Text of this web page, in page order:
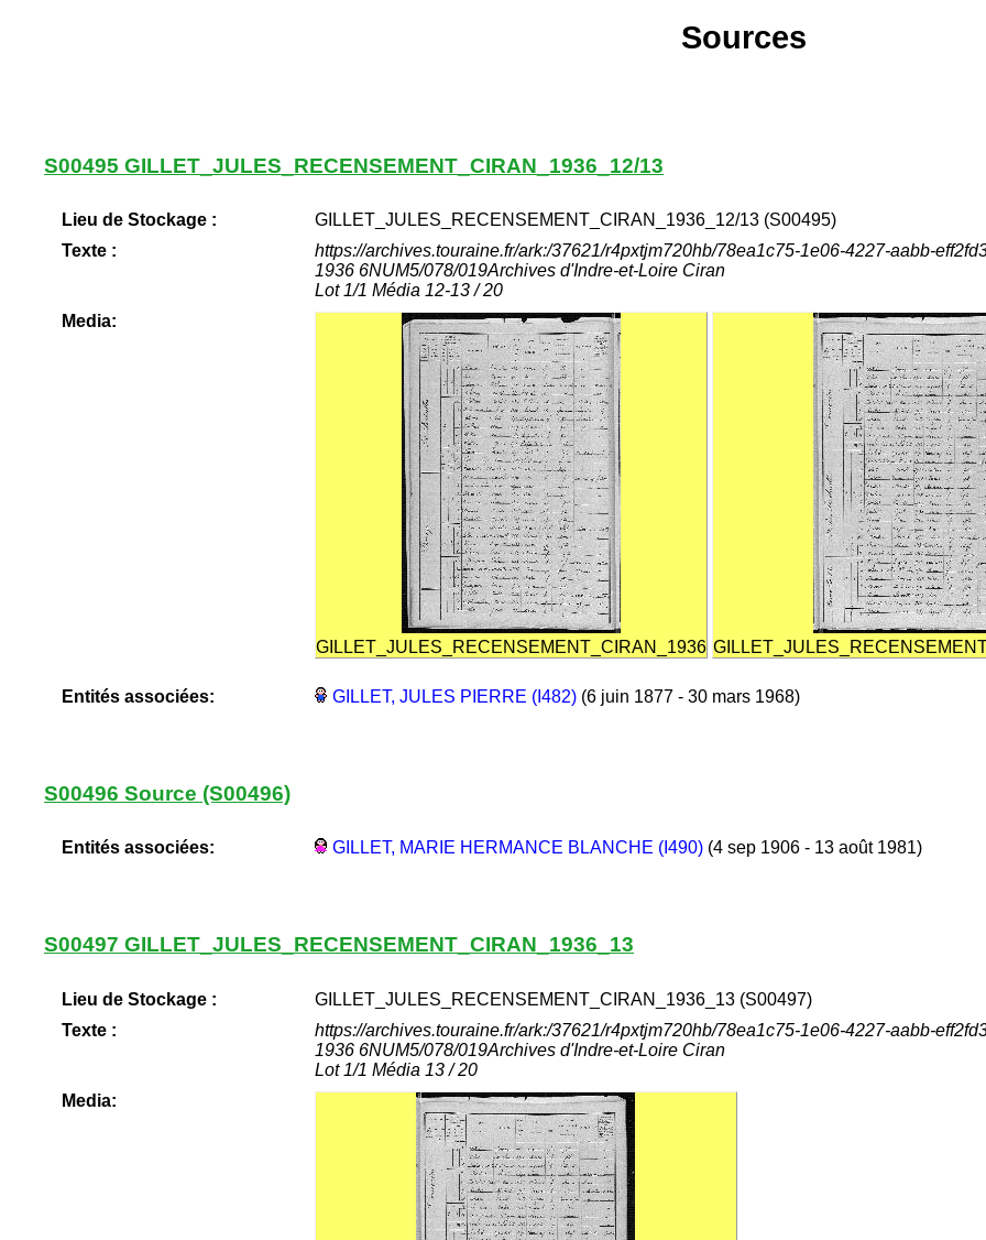
Sources
S00495 GILLET_JULES_RECENSEMENT_CIRAN_1936_12/13
Lieu de Stockage :
GILLET_JULES_RECENSEMENT_CIRAN_1936_12/13 (S00495)
Texte :
https://archives.touraine.fr/ark:/37621/r4pxtjm720hb/78ea1c75-1e06-4227-aabb-
1936 6NUM5/078/019Archives d'Indre-et-Loire Ciran
Lot 1/1 Média 12-13 / 20
Media:
GILLET_JULES_RECENSEMENT_CIRAN_1936
Entités associées: GILLET, JULES PIERRE (I482)(6 juin 1877 - 30 mars 1968)
S00496 Source (S00496)
Entités associées: GILLET, MARIE HERMANCE BLANCHE (I490)(4 sep 1906 - 13 août 1981)
S00497 GILLET_JULES_RECENSEMENT_CIRAN_1936_13
Lieu de Stockage :
GILLET_JULES_RECENSEMENT_CIRAN_1936_13 (S00497)
Texte :
https://archives.touraine.fr/ark:/37621/r4pxtjm720hb/78ea1c75-1e06-4227-aabb-
1936 6NUM5/078/019Archives d'Indre-et-Loire Ciran
Lot 1/1 Média 13 / 20
Media: